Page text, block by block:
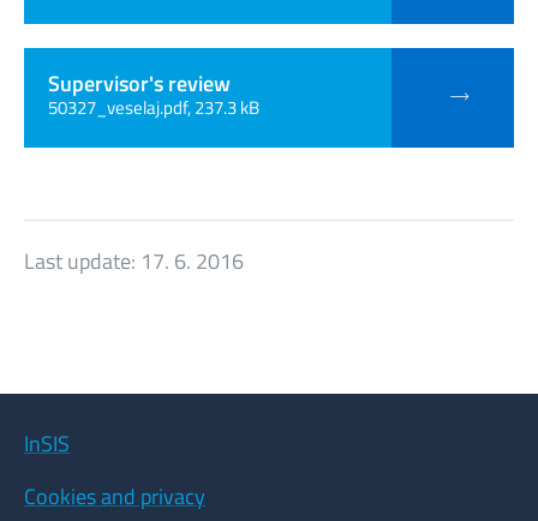
Supervisor's review
50327_veselaj.pdf, 237.3 kB
Last update: 17. 6. 2016
InSIS
Cookies and privacy